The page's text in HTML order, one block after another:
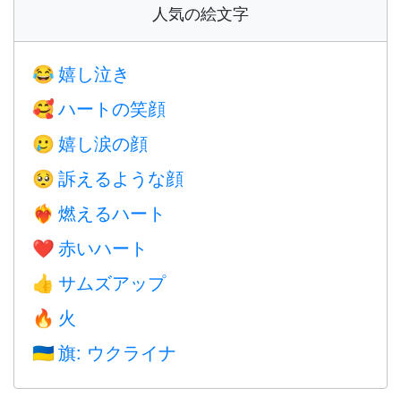
人気の絵文字
😂 嬉し泣き
🥰 ハートの笑顔
🥲 嬉し涙の顔
🥺 訴えるような顔
❤️‍🔥 燃えるハート
❤️ 赤いハート
👍 サムズアップ
🔥 火
🇺🇦 旗: ウクライナ